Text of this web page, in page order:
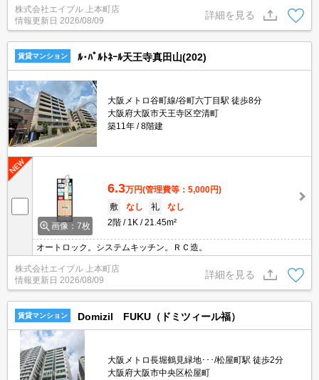
株式会社エイブル 上本町店
情報更新日 2026/08/09
詳細を見る
賃貸マンション ﾙ･ﾊﾟﾙﾄﾈｰﾙ天王寺真田山(202)
大阪メトロ谷町線/谷町六丁目駅 徒歩8分
大阪府大阪市天王寺区空清町
築11年
8階建
画像：7枚
6.3万円(管理費等：5,000円)
敷
なし 礼
なし
2階
1K 21.45m²
オートロック。システムキッチン。ＲＣ造。
株式会社エイブル 上本町店
情報更新日 2026/08/09
詳細を見る
賃貸マンション Domizil FUKU（ドミツィール福）
大阪メトロ長堀鶴見緑地･･･/松屋町駅 徒歩2分
大阪府大阪市中央区松屋町